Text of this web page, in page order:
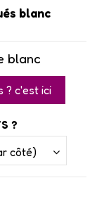
blanc
blanc
? c'est ici
?